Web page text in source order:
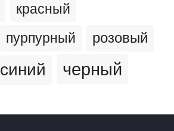
красный
пурпурный розовый
синий черный